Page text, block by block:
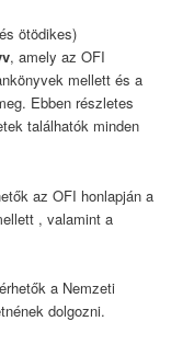
ötödikes)
, amely az OFI
mellett és a
Ebben részletes
találhatók minden
az OFI honlapján a
, valamint a
a Nemzeti
dolgozni.